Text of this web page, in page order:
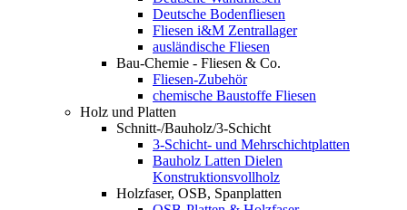
Deutsche Bodenfliesen
Fliesen i&M Zentrallager
ausländische Fliesen
Bau-Chemie - Fliesen & Co.
Fliesen-Zubehör
chemische Baustoffe Fliesen
Holz und Platten
Schnitt-/Bauholz/3-Schicht
3-Schicht- und Mehrschichtplatten
Bauholz Latten Dielen
Konstruktionsvollholz
Holzfaser, OSB, Spanplatten